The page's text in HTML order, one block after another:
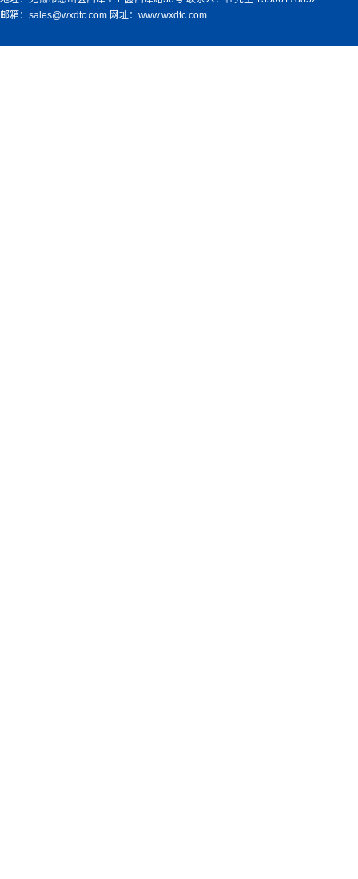
邮箱：sales@wxdtc.com 网址：www.wxdtc.com